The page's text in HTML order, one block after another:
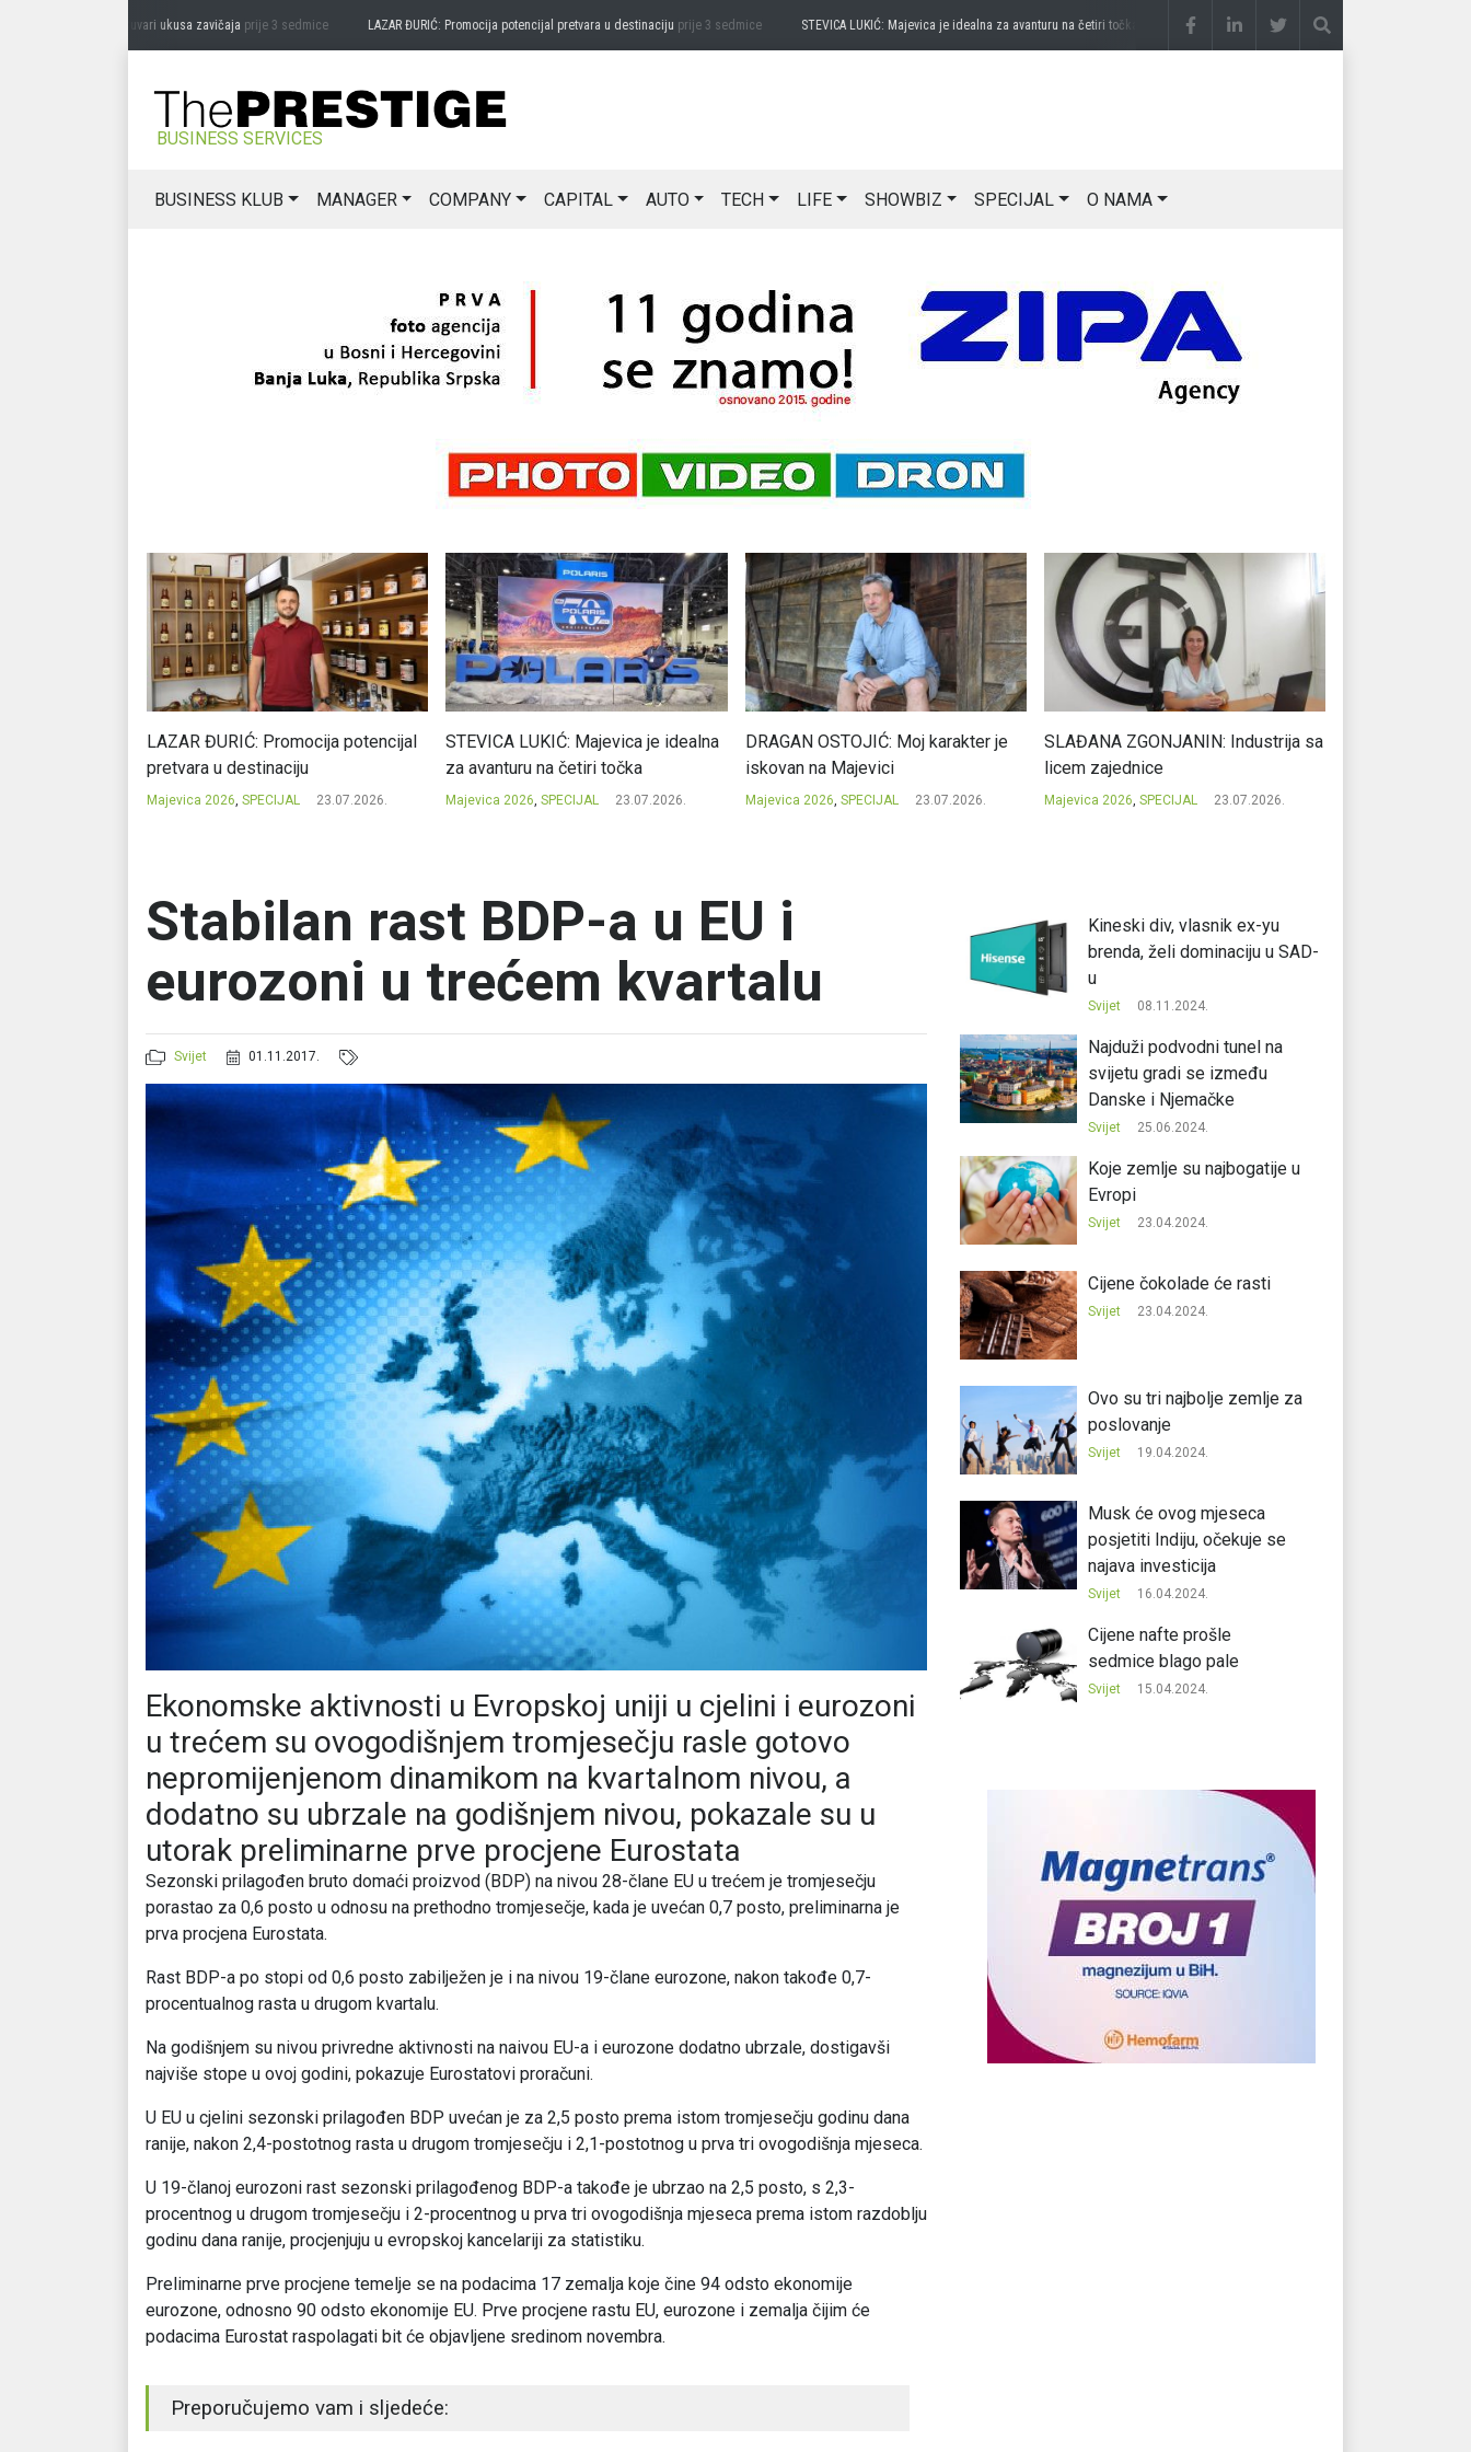
MIĆANOVIĆ: Čuvari ukusa zavičajaprije 3 sedmice LAZAR ĐURIĆ: Promocija potencijal pretvara u destinacijuprije 3 sedmice STEVICA LUKIĆ: Majevica je idealna za avanturu na četiri točkaprije 3 sedmice DRAGAN OSTOJIĆ: Moj karakter je
BUSINESS SERVICES
BUSINESS KLUB MANAGER COMPANY CAPITAL AUTO TECH LIFE SHOWBIZ SPECIJAL O NAMA
LAZAR ĐURIĆ: Promocija potencijal
pretvara u destinaciju
Majevica 2026, SPECIJAL 23.07.2026.
STEVICA LUKIĆ: Majevica je idealna
za avanturu na četiri točka
Majevica 2026, SPECIJAL 23.07.2026.
DRAGAN OSTOJIĆ: Moj karakter je
iskovan na Majevici
Majevica 2026, SPECIJAL 23.07.2026.
SLAĐANA ZGONJANIN: Industrija sa
licem zajednice
Majevica 2026, SPECIJAL 23.07.2026.
Stabilan rast BDP-a u EU i
eurozoni u trećem kvartalu
Svijet 01.11.2017.
Ekonomske aktivnosti u Evropskoj uniji u cjelini i eurozoni
u trećem su ovogodišnjem tromjesečju rasle gotovo
nepromijenjenom dinamikom na kvartalnom nivou, a
dodatno su ubrzale na godišnjem nivou, pokazale su u
utorak preliminarne prve procjene Eurostata
Sezonski prilagođen bruto domaći proizvod (BDP) na nivou 28-člane EU u trećem je tromjesečju
porastao za 0,6 posto u odnosu na prethodno tromjesečje, kada je uvećan 0,7 posto, preliminarna je
prva procjena Eurostata.
Rast BDP-a po stopi od 0,6 posto zabilježen je i na nivou 19-člane eurozone, nakon takođe 0,7-
procentualnog rasta u drugom kvartalu.
Na godišnjem su nivou privredne aktivnosti na naivou EU-a i eurozone dodatno ubrzale, dostigavši
najviše stope u ovoj godini, pokazuje Eurostatovi proračuni.
U EU u cjelini sezonski prilagođen BDP uvećan je za 2,5 posto prema istom tromjesečju godinu dana
ranije, nakon 2,4-postotnog rasta u drugom tromjesečju i 2,1-postotnog u prva tri ovogodišnja mjeseca.
U 19-članoj eurozoni rast sezonski prilagođenog BDP-a takođe je ubrzao na 2,5 posto, s 2,3-
procentnog u drugom tromjesečju i 2-procentnog u prva tri ovogodišnja mjeseca prema istom razdoblju
godinu dana ranije, procjenjuju u evropskoj kancelariji za statistiku.
Preliminarne prve procjene temelje se na podacima 17 zemalja koje čine 94 odsto ekonomije
eurozone, odnosno 90 odsto ekonomije EU. Prve procjene rastu EU, eurozone i zemalja čijim će
podacima Eurostat raspolagati bit će objavljene sredinom novembra.
Preporučujemo vam i sljedeće:
Kineski div, vlasnik ex-yu
brenda, želi dominaciju u SAD-
u
Svijet 08.11.2024.
Najduži podvodni tunel na
svijetu gradi se između
Danske i Njemačke
Svijet 25.06.2024.
Koje zemlje su najbogatije u
Evropi
Svijet 23.04.2024.
Cijene čokolade će rasti
Svijet 23.04.2024.
Ovo su tri najbolje zemlje za
poslovanje
Svijet 19.04.2024.
Musk će ovog mjeseca
posjetiti Indiju, očekuje se
najava investicija
Svijet 16.04.2024.
Cijene nafte prošle
sedmice blago pale
Svijet 15.04.2024.